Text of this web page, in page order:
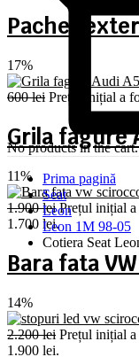
Pachet
17%
600lei Prețul inițial a
Grila fagure
11%
1.900lei Prețul inițial
1.700 lei.
Bara fata
14%
2.200lei Prețul inițial
1.900 lei.
No products in the cart.
Prima pagină
Seat
Leon
Leon 1M 98-05
Cotiera Seat